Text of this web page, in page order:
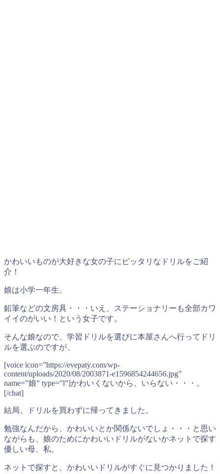
かわいいものが大好きな女の子にピッタリなドリルをご紹
介！
娘は小学一年生。
鉛筆などの文房具・・・いえ、ステーショナリーも全部カワ
イイのがいい！という女子です。
そんな娘なので、学習ドリルを選びに本屋さんへ行ってドリ
ルを選ぶのですが、
[voice icon=”https://evepaty.com/wp-
content/uploads/2020/08/2003871-e1596854244656.jpg”
name=”娘” type=”l”]かわいくないから、いらない・・・。
[/chat]
結局、ドリルを買わずに帰ってきました。
勉強なんだから、かわいいとか関係ないでしょ・・・と思い
ながらも、娘のためにかわいいドリルがないかネットで探す
優しい母、私。
ネットで探すと、かわいいドリルがすぐに見つかりました！